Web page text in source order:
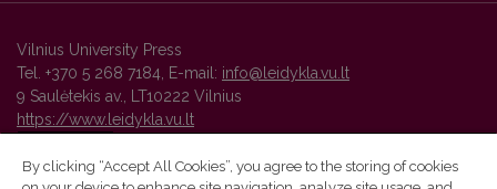
Vilnius University Press
Tel. +370 5 268 7184, E-mail: info@leidykla.vu.lt
9 Saulėtekis av., LT10222 Vilnius
https://www.leidykla.vu.lt
By clicking “Accept All Cookies”, you agree to the storing of cookies